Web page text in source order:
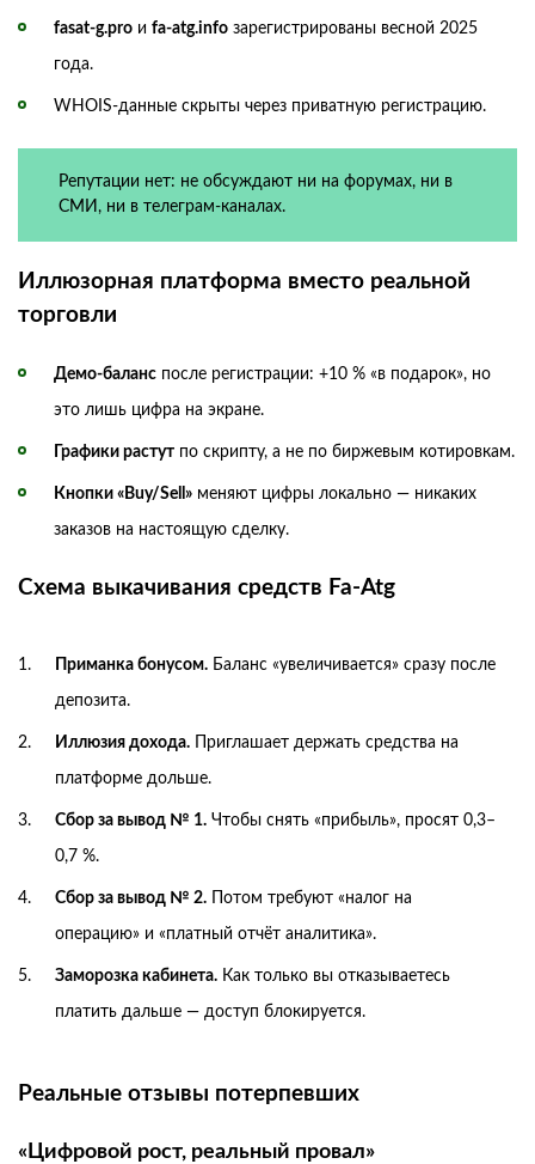
fasat‑g.pro и fa‑atg.info зарегистрированы весной 2025
года.
WHOIS‑данные скрыты через приватную регистрацию.
Репутации нет: не обсуждают ни на форумах, ни в
СМИ, ни в телеграм‑каналах.
Иллюзорная платформа вместо реальной
торговли
Демо‑баланс после регистрации: +10 % «в подарок», но
это лишь цифра на экране.
Графики растут по скрипту, а не по биржевым котировкам.
Кнопки «Buy/Sell» меняют цифры локально — никаких
заказов на настоящую сделку.
Схема выкачивания средств Fa‑Atg
Приманка бонусом. Баланс «увеличивается» сразу после
депозита.
Иллюзия дохода. Приглашает держать средства на
платформе дольше.
Сбор за вывод № 1. Чтобы снять «прибыль», просят 0,3–
0,7 %.
Сбор за вывод № 2. Потом требуют «налог на
операцию» и «платный отчёт аналитика».
Заморозка кабинета. Как только вы отказываетесь
платить дальше — доступ блокируется.
Реальные отзывы потерпевших
«Цифровой рост, реальный провал»